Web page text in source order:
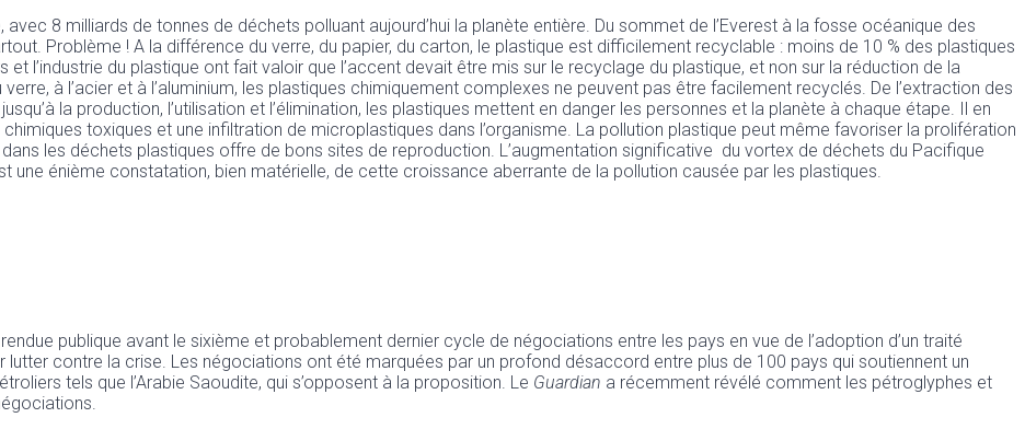
8 milliards de tonnes de déchets polluant aujourd’hui la planète entière. Du sommet de l’Everest à la fosse océanique des
Problème ! A la différence du verre, du papier, du carton, le plastique est difficilement recyclable : moins de 10 % des plastiques
l’industrie du plastique ont fait valoir que l’accent devait être mis sur le recyclage du plastique, et non sur la réduction de la
à l’acier et à l’aluminium, les plastiques chimiquement complexes ne peuvent pas être facilement recyclés. De l’extraction des
la production, l’utilisation et l’élimination, les plastiques mettent en danger les personnes et la planète à chaque étape. Il en
toxiques et une infiltration de microplastiques dans l’organisme. La pollution plastique peut même favoriser la prolifération
les déchets plastiques offre de bons sites de reproduction. L’augmentation significative du vortex de déchets du Pacifique
une énième constatation, bien matérielle, de cette croissance aberrante de la pollution causée par les plastiques.
publique avant le sixième et probablement dernier cycle de négociations entre les pays en vue de l’adoption d’un traité
contre la crise. Les négociations ont été marquées par un profond désaccord entre plus de 100 pays qui soutiennent un
tels que l’Arabie Saoudite, qui s’opposent à la proposition. Le Guardian a récemment révélé comment les pétroglyphes et